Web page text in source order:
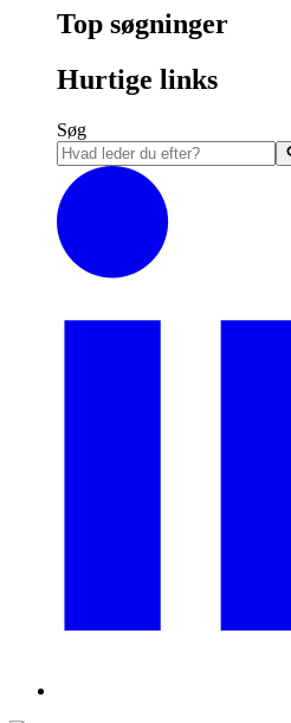
Top søgninger
Hurtige links
Søg